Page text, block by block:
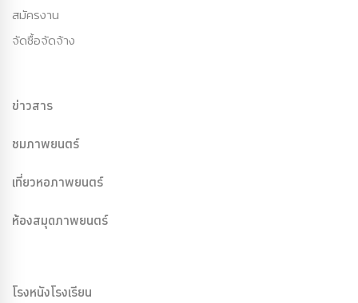
สมัครงาน
จัดซื้อจัดจ้าง
ข่าวสาร
ชมภาพยนตร์
เที่ยวหอภาพยนตร์
ห้องสมุดภาพยนตร์
โรงหนังโรงเรียน